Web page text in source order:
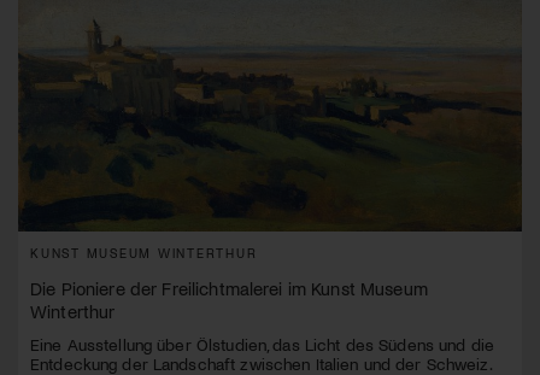
KUNST MUSEUM WINTERTHUR
Die Pioniere der Freilichtmalerei im Kunst Museum
Winterthur
Eine Ausstellung über Ölstudien, das Licht des Südens und die
Entdeckung der Landschaft zwischen Italien und der Schweiz.